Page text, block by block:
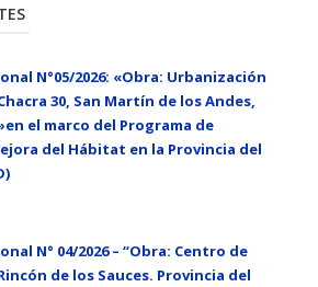
N°05/2026: «Obra: Urbanización
30, San Martín de los Andes,
el marco del Programa de
del Hábitat en la Provincia del
N° 04/2026 – “Obra: Centro de
de los Sauces. Provincia del